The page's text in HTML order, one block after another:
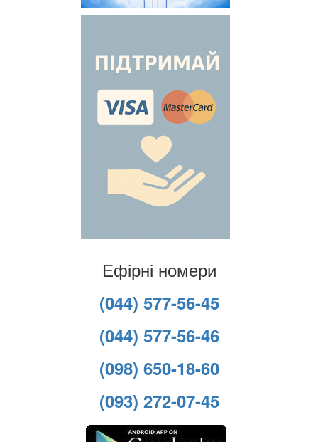
Ефірні номери
(044) 577-56-45
(044) 577-56-46
(098) 650-18-60
(093) 272-07-45